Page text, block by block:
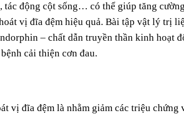
tác động cột sống… có thể giúp tăng
vị đĩa đệm hiệu quả. Bài tập vật lý trị
– chất dẫn truyền thần kinh hoạt
cải thiện cơn đau.
vị đĩa đệm là nhằm giảm các triệu chứng